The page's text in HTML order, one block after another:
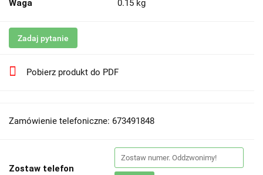
Waga 0.15 kg
Zadaj pytanie
Pobierz produkt do PDF
Zamówienie telefoniczne: 673491848
Zostaw telefon